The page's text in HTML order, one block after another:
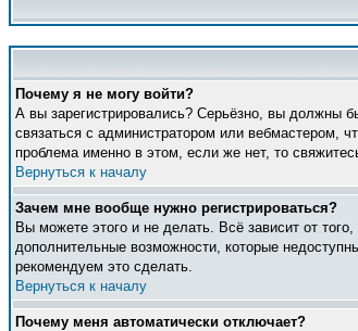
Почему я не могу войти?
А вы зарегистрировались? Серьёзно, вы должны
связаться с администратором или вебмастером,
проблема именно в этом, если же нет, то
Вернуться к началу
Зачем мне вообще нужно регистрироваться?
Вы можете этого и не делать. Всё зависит от
дополнительные возможности, которые
рекомендуем это сделать.
Вернуться к началу
Почему меня автоматически отключает?